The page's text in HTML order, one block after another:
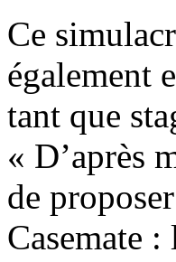
Ce
également
tant que
« D’après
de
Casemate